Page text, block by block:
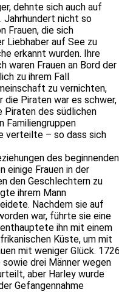
dehnte sich auch auf
Jahrhundert nicht so
Frauen, die sich
Liebhaber auf See zu
erkannt wurden. Ihre
waren Frauen an Bord der
zu ihrem Fall
zu vernichten,
die Piraten war es schwer,
Piraten des südlichen
Familiengruppen
verteilte – so dass sich
des beginnenden
einige Frauen in der
den Geschlechtern zu
ihrem Mann
Nachdem sie auf
war, führte sie eine
ihn mit einem
Küste, um mit
mit weniger Glück. 1726
drei Männer wegen
aber Harley wurde
Gefangennahme